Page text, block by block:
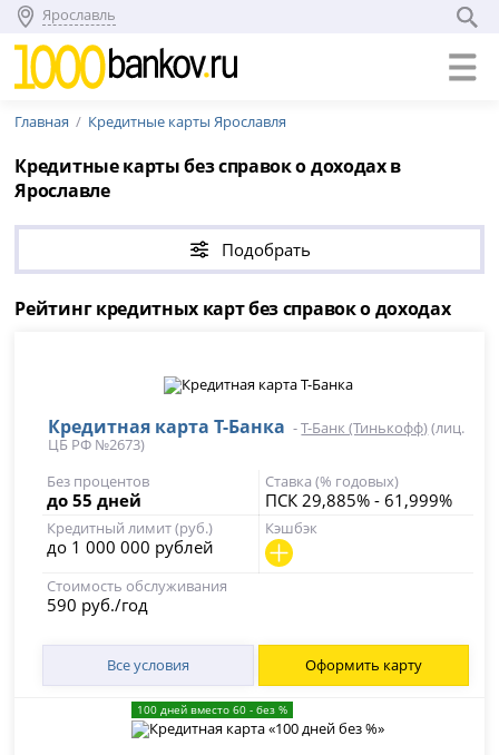
Ярославль
Главная Кредитные карты Ярославля
Кредитные карты без справок о доходах в
Ярославле
Подобрать
Рейтинг кредитных карт без справок о доходах
Кредитная карта Т-Банка -Т-Банк (Тинькофф)(лиц.
ЦБ РФ №2673)
Без процентов
до 55 дней
Ставка (% годовых)
ПСК 29,885% - 61,999%
Кредитный лимит (руб.)
до 1 000 000 рублей
Кэшбэк
Стоимость обслуживания
590 руб./год
Все условия Оформить карту
100 дней вместо 60 - без %